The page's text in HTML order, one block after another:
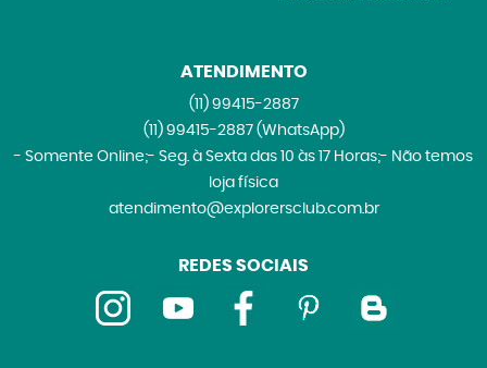
ATENDIMENTO
(11)99415-2887
(11)99415-2887 (WhatsApp)
- Somente Online;- Seg. à Sexta das 10 às 17 Horas;- Não temos
loja física
atendimento@explorersclub.com.br
REDES SOCIAIS